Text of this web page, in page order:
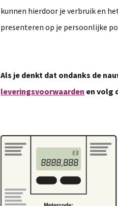
kunnen hierdoor je verbruik en
presenteren op je persoonlijke
Als je denkt dat ondanks de
leveringsvoorwaarden en volg